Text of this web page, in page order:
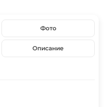
Фото
Описание